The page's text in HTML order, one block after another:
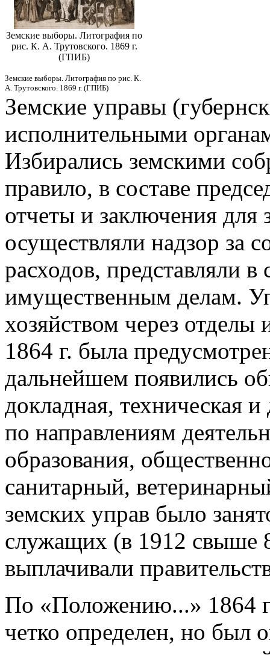
Земские выборы. Литография по
рис. К. А. Трутовского. 1869 г.
(ГПИБ)
Земские выборы. Литография по рис. К.
А. Трутовского. 1869 г. (ГПИБ)
Земские управы
исполнительными
Избирались земскими
правило, в составе
отчеты и заключения для
осуществляли надзор за
расходов, представляли
имущественным делам.
хозяйством через
1864 г. была
дальнейшем появились
докладная, техническая
по направлениям
образования,
санитарный,
земских управ было
служащих (в 1912 свыше
выплачивали
По «Положению...» 1864
четко определен, но был